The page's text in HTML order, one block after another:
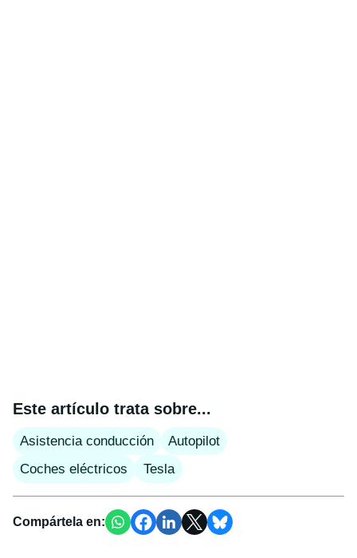
Este artículo trata sobre...
Asistencia conducción
Autopilot
Coches eléctricos
Tesla
Compártela en: